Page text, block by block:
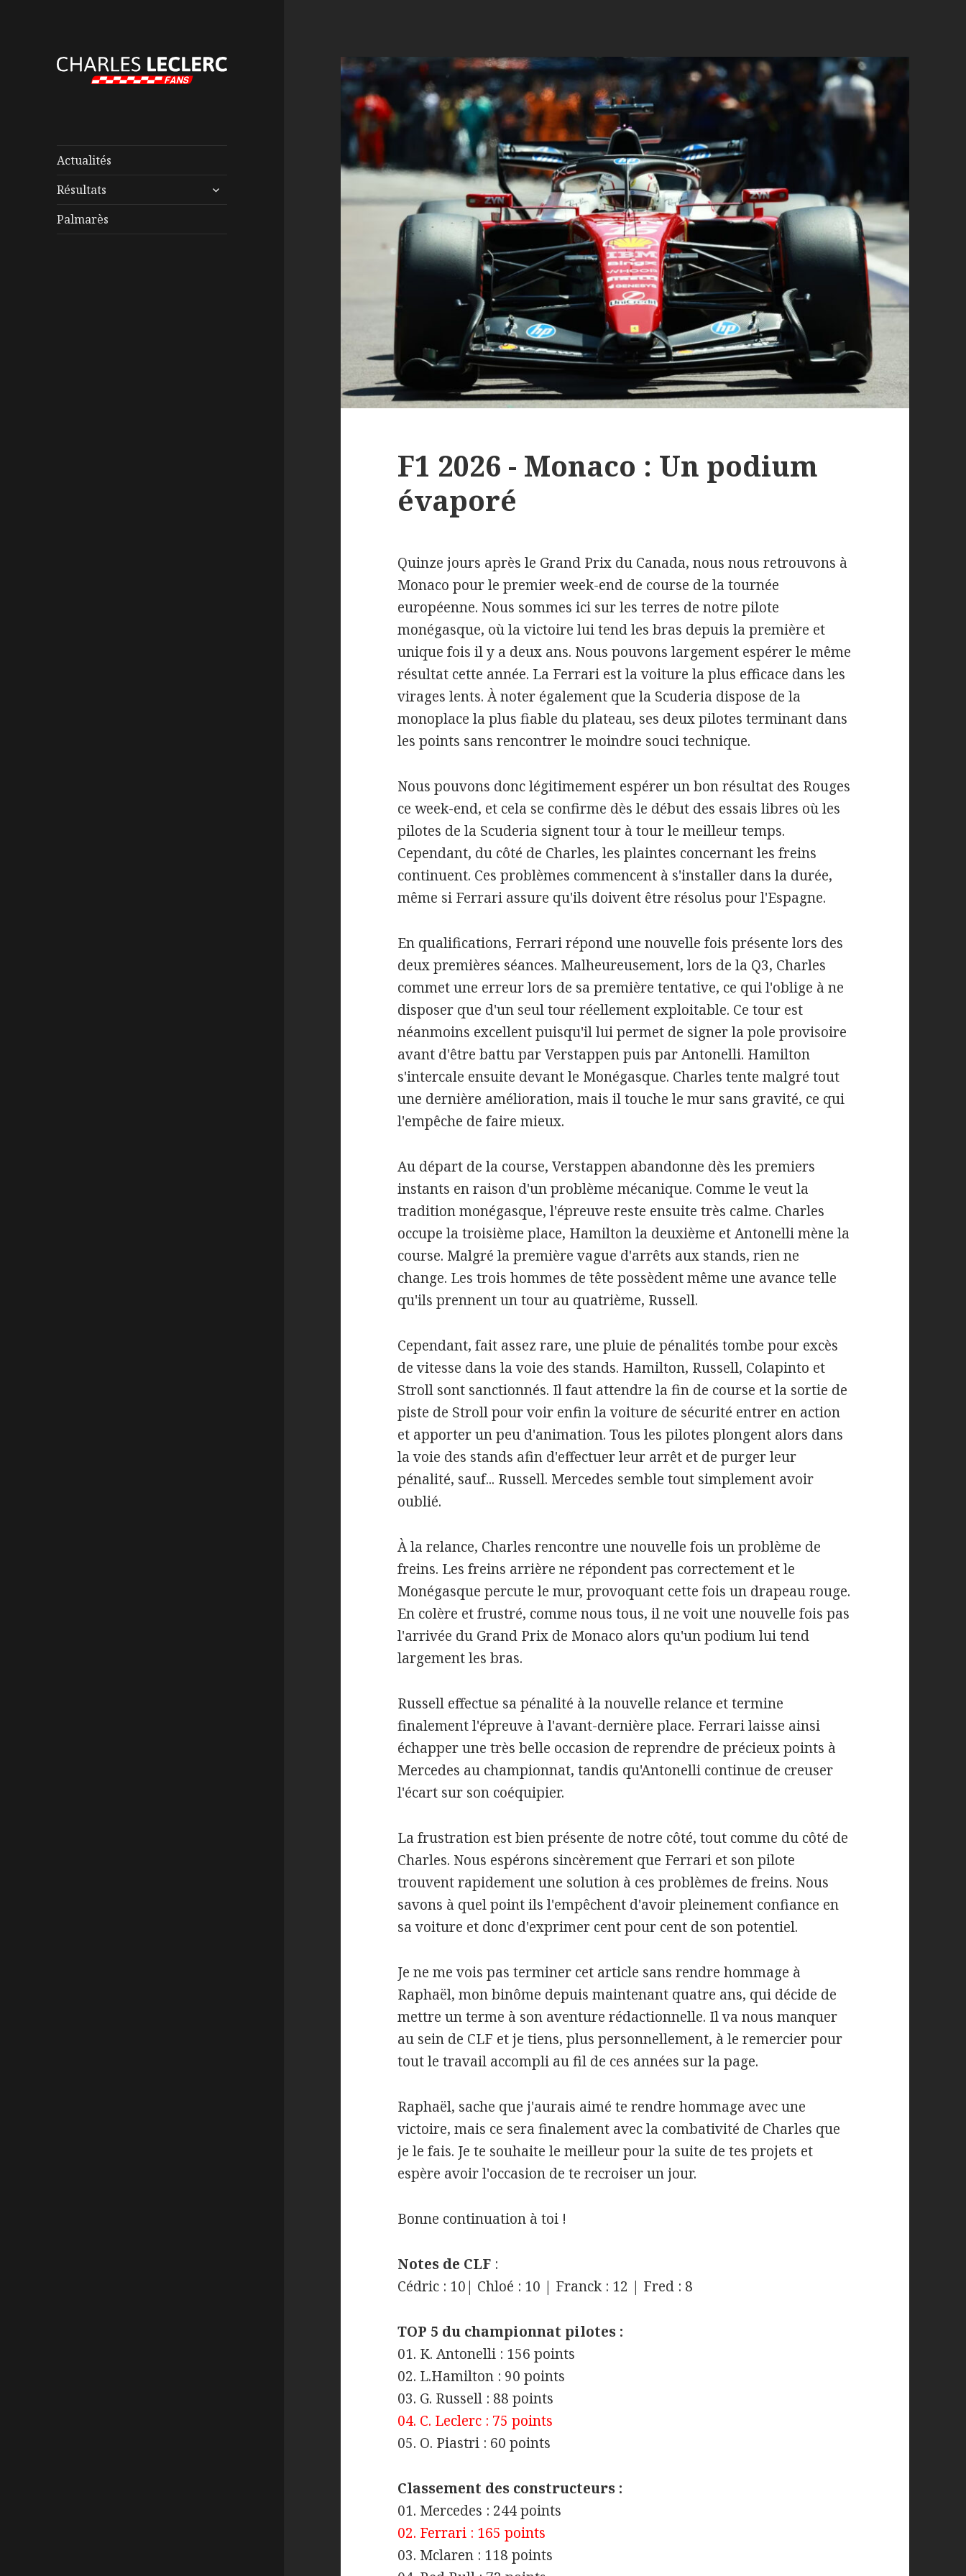
Actualités
Résultats
ouvrir
Palmarès
F1 2026 - Monaco : Un podium
évaporé
Quinze jours après le Grand Prix du Canada, nous nous retrouvons à
Monaco pour le premier week-end de course de la tournée
européenne. Nous sommes ici sur les terres de notre pilote
monégasque, où la victoire lui tend les bras depuis la première et
unique fois il y a deux ans. Nous pouvons largement espérer le même
résultat cette année. La Ferrari est la voiture la plus efficace dans les
virages lents. À noter également que la Scuderia dispose de la
monoplace la plus fiable du plateau, ses deux pilotes terminant dans
les points sans rencontrer le moindre souci technique.
Nous pouvons donc légitimement espérer un bon résultat des Rouges
ce week-end, et cela se confirme dès le début des essais libres où les
pilotes de la Scuderia signent tour à tour le meilleur temps.
Cependant, du côté de Charles, les plaintes concernant les freins
continuent. Ces problèmes commencent à s'installer dans la durée,
même si Ferrari assure qu'ils doivent être résolus pour l'Espagne.
En qualifications, Ferrari répond une nouvelle fois présente lors des
deux premières séances. Malheureusement, lors de la Q3, Charles
commet une erreur lors de sa première tentative, ce qui l'oblige à ne
disposer que d'un seul tour réellement exploitable. Ce tour est
néanmoins excellent puisqu'il lui permet de signer la pole provisoire
avant d'être battu par Verstappen puis par Antonelli. Hamilton
s'intercale ensuite devant le Monégasque. Charles tente malgré tout
une dernière amélioration, mais il touche le mur sans gravité, ce qui
l'empêche de faire mieux.
Au départ de la course, Verstappen abandonne dès les premiers
instants en raison d'un problème mécanique. Comme le veut la
tradition monégasque, l'épreuve reste ensuite très calme. Charles
occupe la troisième place, Hamilton la deuxième et Antonelli mène la
course. Malgré la première vague d'arrêts aux stands, rien ne
change. Les trois hommes de tête possèdent même une avance telle
qu'ils prennent un tour au quatrième, Russell.
Cependant, fait assez rare, une pluie de pénalités tombe pour excès
de vitesse dans la voie des stands. Hamilton, Russell, Colapinto et
Stroll sont sanctionnés. Il faut attendre la fin de course et la sortie de
piste de Stroll pour voir enfin la voiture de sécurité entrer en action
et apporter un peu d'animation. Tous les pilotes plongent alors dans
la voie des stands afin d'effectuer leur arrêt et de purger leur
pénalité, sauf... Russell. Mercedes semble tout simplement avoir
oublié.
À la relance, Charles rencontre une nouvelle fois un problème de
freins. Les freins arrière ne répondent pas correctement et le
Monégasque percute le mur, provoquant cette fois un drapeau rouge.
En colère et frustré, comme nous tous, il ne voit une nouvelle fois pas
l'arrivée du Grand Prix de Monaco alors qu'un podium lui tend
largement les bras.
Russell effectue sa pénalité à la nouvelle relance et termine
finalement l'épreuve à l'avant-dernière place. Ferrari laisse ainsi
échapper une très belle occasion de reprendre de précieux points à
Mercedes au championnat, tandis qu'Antonelli continue de creuser
l'écart sur son coéquipier.
La frustration est bien présente de notre côté, tout comme du côté de
Charles. Nous espérons sincèrement que Ferrari et son pilote
trouvent rapidement une solution à ces problèmes de freins. Nous
savons à quel point ils l'empêchent d'avoir pleinement confiance en
sa voiture et donc d'exprimer cent pour cent de son potentiel.
Je ne me vois pas terminer cet article sans rendre hommage à
Raphaël, mon binôme depuis maintenant quatre ans, qui décide de
mettre un terme à son aventure rédactionnelle. Il va nous manquer
au sein de CLF et je tiens, plus personnellement, à le remercier pour
tout le travail accompli au fil de ces années sur la page.
Raphaël, sache que j'aurais aimé te rendre hommage avec une
victoire, mais ce sera finalement avec la combativité de Charles que
je le fais. Je te souhaite le meilleur pour la suite de tes projets et
espère avoir l'occasion de te recroiser un jour.
Bonne continuation à toi !
Notes de CLF :
Cédric : 10| Chloé : 10 | Franck : 12 | Fred : 8
TOP 5 du championnat pilotes :
01. K. Antonelli : 156 points
02. L.Hamilton : 90 points
03. G. Russell : 88 points
04. C. Leclerc : 75 points
05. O. Piastri : 60 points
Classement des constructeurs :
01. Mercedes : 244 points
02. Ferrari : 165 points
03. Mclaren : 118 points